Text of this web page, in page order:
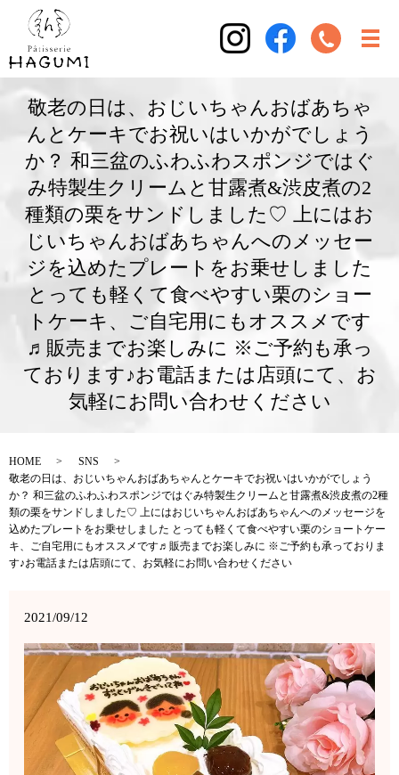
敬老の日は、おじいちゃんおばあちゃ
んとケーキでお祝いはいかがでしょう
か？ 和三盆のふわふわスポンジではぐ
み特製生クリームと甘露煮&渋皮煮の2
種類の栗をサンドしました♡ 上にはお
じいちゃんおばあちゃんへのメッセー
ジを込めたプレートをお乗せしました
とっても軽くて食べやすい栗のショー
トケーキ、ご自宅用にもオススメです
♬販売までお楽しみに ※ご予約も承っ
ております♪お電話または店頭にて、お
気軽にお問い合わせください
HOME
SNS
敬老の日は、おじいちゃんおばあちゃんとケーキでお祝いはいかがでしょう
か？ 和三盆のふわふわスポンジではぐみ特製生クリームと甘露煮&渋皮煮の2種
類の栗をサンドしました♡ 上にはおじいちゃんおばあちゃんへのメッセージを
込めたプレートをお乗せしました とっても軽くて食べやすい栗のショートケー
キ、ご自宅用にもオススメです♬販売までお楽しみに ※ご予約も承っておりま
す♪お電話または店頭にて、お気軽にお問い合わせください
2021/09/12